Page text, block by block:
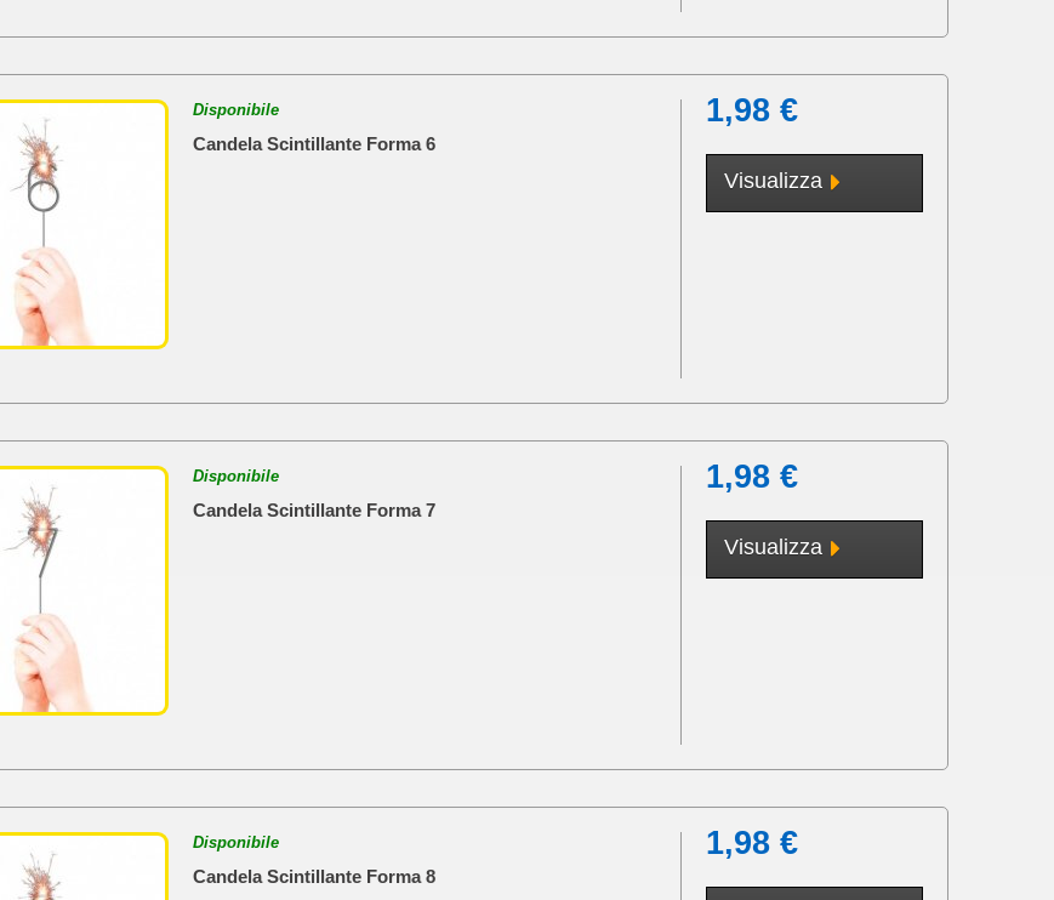
Disponibile
Candela Scintillante Forma 6
1,98 €
Visualizza
Disponibile
Candela Scintillante Forma 7
1,98 €
Visualizza
Disponibile
Candela Scintillante Forma 8
1,98 €